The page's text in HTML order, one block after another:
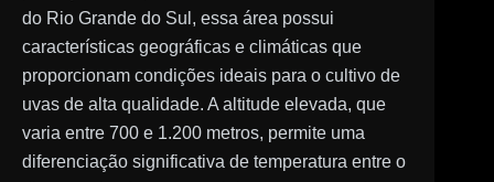
do Rio Grande do Sul, essa área possui
características geográficas e climáticas que
proporcionam condições ideais para o cultivo de
uvas de alta qualidade. A altitude elevada, que
varia entre 700 e 1.200 metros, permite uma
diferenciação significativa de temperatura entre o